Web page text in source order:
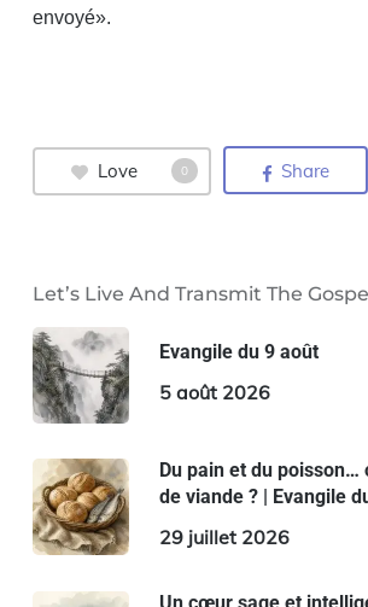
envoyé».
Love 0 Share
Let’s Live And Transmit The
Evangile du 9 août
5 août 2026
Du pain et du poisson…
de viande ? | Evangile
29 juillet 2026